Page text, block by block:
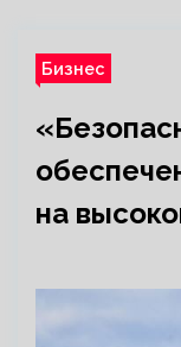
Бизнес
на